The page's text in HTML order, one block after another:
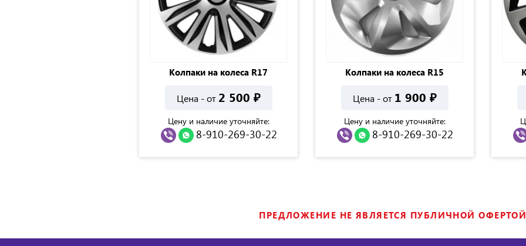
Колпаки на колеса R17
Цена - от 2 500 ₽
Цену и наличие уточняйте:
8-910-269-30-22
Колпаки на колеса R15
Цена - от 1 900 ₽
Цену и наличие уточняйте:
8-910-269-30-22
ПРЕДЛОЖЕНИЕ НЕ ЯВЛЯЕТСЯ ПУБЛИЧНОЙ